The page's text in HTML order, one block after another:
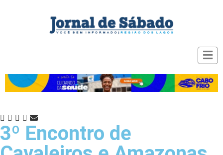
3º Encontro de